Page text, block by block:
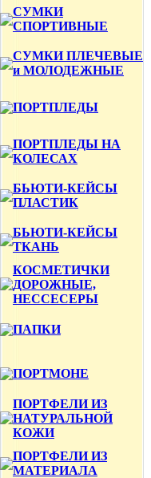
СУМКИ
СПОРТИВНЫЕ
СУМКИ ПЛЕЧЕВЫЕ
и МОЛОДЕЖНЫЕ
ПОРТПЛЕДЫ
ПОРТПЛЕДЫ НА
КОЛЕСАХ
БЬЮТИ-КЕЙСЫ
ПЛАСТИК
БЬЮТИ-КЕЙСЫ
ТКАНЬ
КОСМЕТИЧКИ
ДОРОЖНЫЕ,
НЕССЕСЕРЫ
ПАПКИ
ПОРТМОНЕ
ПОРТФЕЛИ ИЗ
НАТУРАЛЬНОЙ
КОЖИ
ПОРТФЕЛИ ИЗ
МАТЕРИАЛА